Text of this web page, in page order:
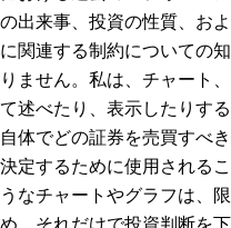
出来事、投資の性質、およ
関連する制約についての知
ません。私は、チャート、
述べたり、表示したりする
体でどの証券を売買すべき
定するために使用されるこ
なチャートやグラフは、限